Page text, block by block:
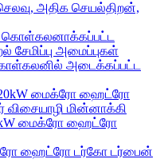
அதிக செயல்திறன்,
கொள்கலனில் அடைக்கப்பட்ட
மைக்ரோ ஹைட்ரோ